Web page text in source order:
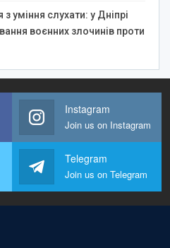
уміння слухати: у Дніпрі
воєнних злочинів проти
Instagram
Join us on Instagram
Telegram
Join us on Telegram